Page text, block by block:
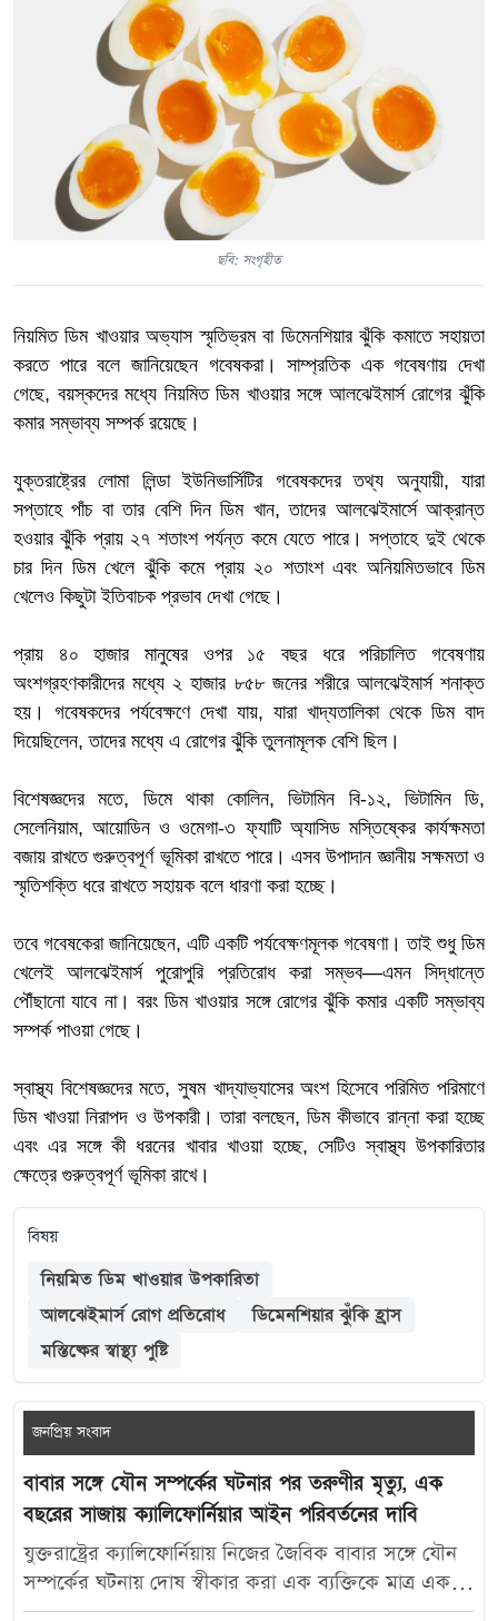
ছবি: সংগৃহীত
নিয়মিত ডিম খাওয়ার অভ্যাস স্মৃতিভ্রম বা ডিমেনশিয়ার ঝুঁকি কমাতে সহায়তা
করতে পারে বলে জানিয়েছেন গবেষকরা। সাম্প্রতিক এক গবেষণায় দেখা
গেছে, বয়স্কদের মধ্যে নিয়মিত ডিম খাওয়ার সঙ্গে আলঝেইমার্স রোগের ঝুঁকি
কমার সম্ভাব্য সম্পর্ক রয়েছে।
যুক্তরাষ্ট্রের লোমা লিন্ডা ইউনিভার্সিটির গবেষকদের তথ্য অনুযায়ী, যারা
সপ্তাহে পাঁচ বা তার বেশি দিন ডিম খান, তাদের আলঝেইমার্সে আক্রান্ত
হওয়ার ঝুঁকি প্রায় ২৭ শতাংশ পর্যন্ত কমে যেতে পারে। সপ্তাহে দুই থেকে
চার দিন ডিম খেলে ঝুঁকি কমে প্রায় ২০ শতাংশ এবং অনিয়মিতভাবে ডিম
খেলেও কিছুটা ইতিবাচক প্রভাব দেখা গেছে।
প্রায় ৪০ হাজার মানুষের ওপর ১৫ বছর ধরে পরিচালিত গবেষণায়
অংশগ্রহণকারীদের মধ্যে ২ হাজার ৮৫৮ জনের শরীরে আলঝেইমার্স শনাক্ত
হয়। গবেষকদের পর্যবেক্ষণে দেখা যায়, যারা খাদ্যতালিকা থেকে ডিম বাদ
দিয়েছিলেন, তাদের মধ্যে এ রোগের ঝুঁকি তুলনামূলক বেশি ছিল।
বিশেষজ্ঞদের মতে, ডিমে থাকা কোলিন, ভিটামিন বি-১২, ভিটামিন ডি,
সেলেনিয়াম, আয়োডিন ও ওমেগা-৩ ফ্যাটি অ্যাসিড মস্তিষ্কের কার্যক্ষমতা
বজায় রাখতে গুরুত্বপূর্ণ ভূমিকা রাখতে পারে। এসব উপাদান জ্ঞানীয় সক্ষমতা ও
স্মৃতিশক্তি ধরে রাখতে সহায়ক বলে ধারণা করা হচ্ছে।
তবে গবেষকেরা জানিয়েছেন, এটি একটি পর্যবেক্ষণমূলক গবেষণা। তাই শুধু ডিম
খেলেই আলঝেইমার্স পুরোপুরি প্রতিরোধ করা সম্ভব—এমন সিদ্ধান্তে
পৌঁছানো যাবে না। বরং ডিম খাওয়ার সঙ্গে রোগের ঝুঁকি কমার একটি সম্ভাব্য
সম্পর্ক পাওয়া গেছে।
স্বাস্থ্য বিশেষজ্ঞদের মতে, সুষম খাদ্যাভ্যাসের অংশ হিসেবে পরিমিত পরিমাণে
ডিম খাওয়া নিরাপদ ও উপকারী। তারা বলছেন, ডিম কীভাবে রান্না করা হচ্ছে
এবং এর সঙ্গে কী ধরনের খাবার খাওয়া হচ্ছে, সেটিও স্বাস্থ্য উপকারিতার
ক্ষেত্রে গুরুত্বপূর্ণ ভূমিকা রাখে।
বিষয়
নিয়মিত ডিম খাওয়ার উপকারিতা
আলঝেইমার্স রোগ প্রতিরোধ
ডিমেনশিয়ার ঝুঁকি হ্রাস
মস্তিষ্কের স্বাস্থ্য পুষ্টি
জনপ্রিয় সংবাদ
বাবার সঙ্গে যৌন সম্পর্কের ঘটনার পর তরুণীর মৃত্যু, এক
বছরের সাজায় ক্যালিফোর্নিয়ার আইন পরিবর্তনের দাবি
যুক্তরাষ্ট্রের ক্যালিফোর্নিয়ায় নিজের জৈবিক বাবার সঙ্গে যৌন
সম্পর্কের ঘটনায় দোষ স্বীকার করা এক ব্যক্তিকে মাত্র এক
বছরের কারাদণ্ড দেওয়ায় নতুন করে বিতর্ক তৈরি হয়েছে।